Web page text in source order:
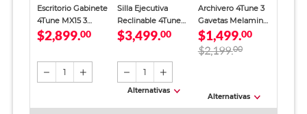
Escritorio Gabinete
4Tune MX15 3
cajones MDF
Natural
$2,899.00
1
Silla Ejecutiva
Reclinable 4Tune
Altura Ajustable
Blanca
$3,499.00
1
Alternativas
Archivero 4Tune 3
Gavetas Melamina
Blanco
$1,499.00
$2,199.00
Alternativas